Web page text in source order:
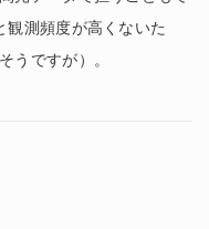
観測頻度が高くないた
うですが）。